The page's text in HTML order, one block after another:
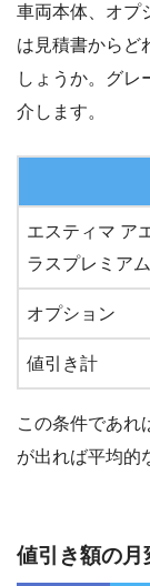
車両本体、オプ
は見積書からど
しょうか。グレ
介します。
エスティマ ア
ラスプレミアム
オプション
値引き計
この条件であれ
が出れば平均的
値引き額の月